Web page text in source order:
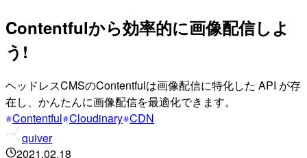
Contentfulから効率的に画像配信しよ
う!
ヘッドレスCMSのContentfulは画像配信に特化した API が存
在し、かんたんに画像配信を最適化できます。
Contentful Cloudinary CDN
quiver
2021.02.18